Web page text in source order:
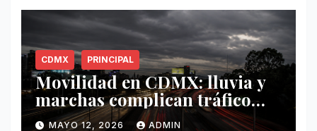
CDMX PRINCIPAL
Movilidad en CDMX: lluvia y
marchas complican tráfico
este 12 de mayo
MAYO 12, 2026 ADMIN